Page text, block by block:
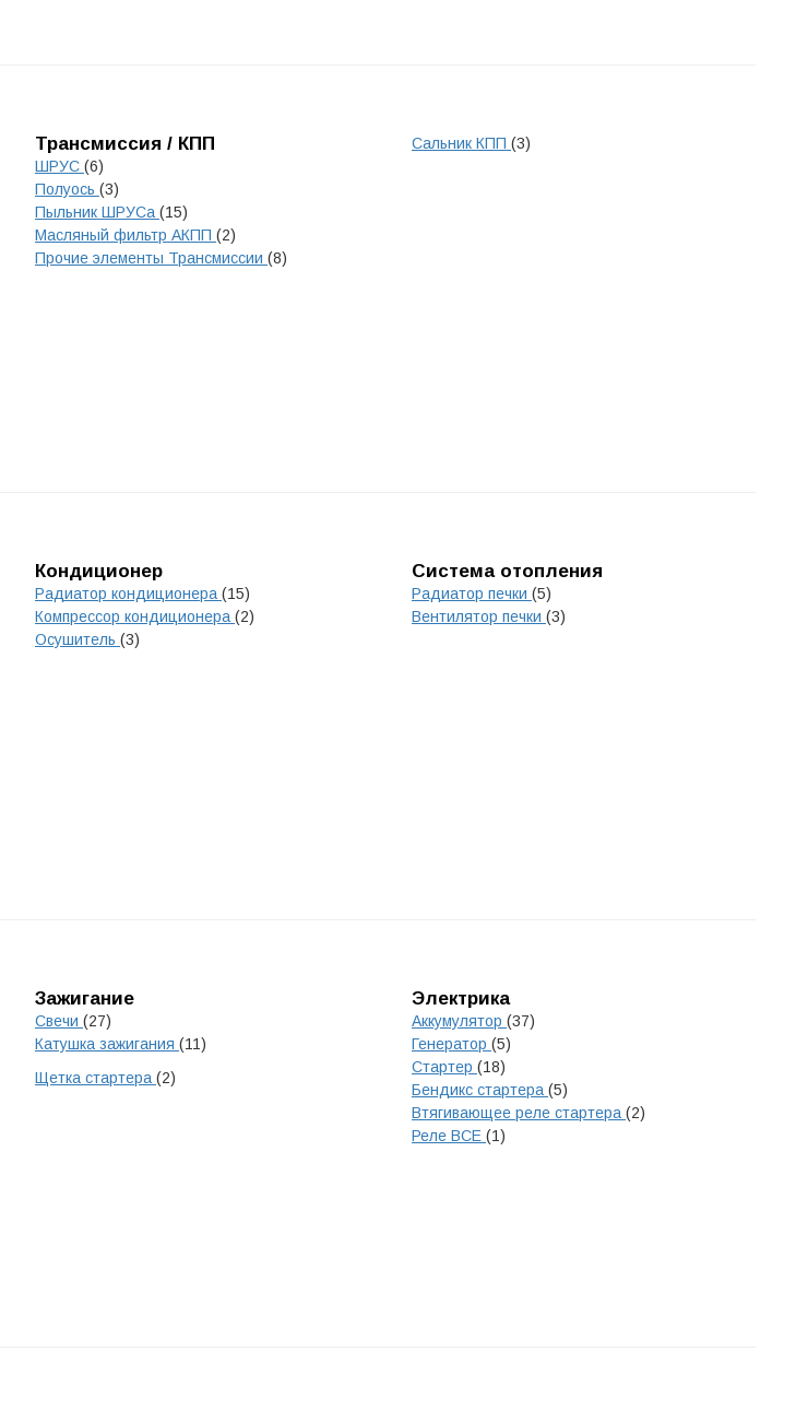
Трансмиссия / КПП
ШРУС (6)
Полуось (3)
Пыльник ШРУСа (15)
Масляный фильтр АКПП (2)
Прочие элементы Трансмиссии (8)
Сальник КПП (3)
Кондиционер
Радиатор кондиционера (15)
Компрессор кондиционера (2)
Осушитель (3)
Система отопления
Радиатор печки (5)
Вентилятор печки (3)
Зажигание
Свечи (27)
Катушка зажигания (11)
Электрика
Аккумулятор (37)
Генератор (5)
Стартер (18)
Бендикс стартера (5)
Втягивающее реле стартера (2)
Реле ВСЕ (1)
Щетка стартера (2)